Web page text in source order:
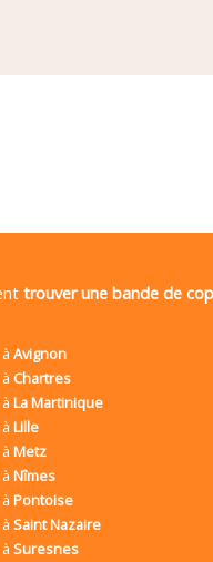
trouver une bande de
Avignon
Chartres
La Martinique
Lille
Metz
Nîmes
Pontoise
Saint Nazaire
Suresnes